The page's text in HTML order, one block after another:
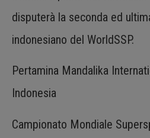
disputerà la seconda ed
indonesiano del WorldSSP.
Pertamina Mandalika
Indonesia
Campionato Mondiale